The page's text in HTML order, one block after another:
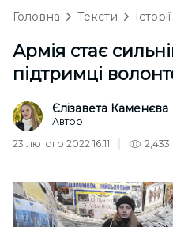
Головна Тексти Історії
Армія стає
підтримці
Єлізавета Каменєва
Автор
23 лютого 2022 16:11
2,433